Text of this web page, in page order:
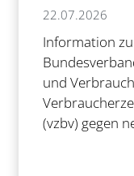
22.07.2026
Information
und
(vzbv) gegen